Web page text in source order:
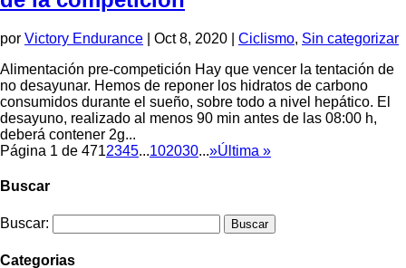
por Victory Endurance Oct 8, 2020 Ciclismo, Sin categorizar
Alimentación pre-competición Hay que vencer la tentación de
no desayunar. Hemos de reponer los hidratos de carbono
consumidos durante el sueño, sobre todo a nivel hepático. El
desayuno, realizado al menos 90 min antes de las 08:00 h,
deberá contener 2g...
Página 1 de 4712345...102030...»Última »
Buscar
Buscar:
Categorias